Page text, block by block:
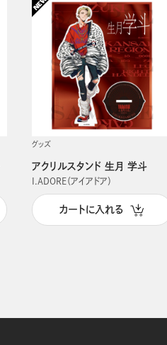
グッズ
アクリルスタンド 生月 学斗
I.ADORE（アイアドア）
カートに入れる